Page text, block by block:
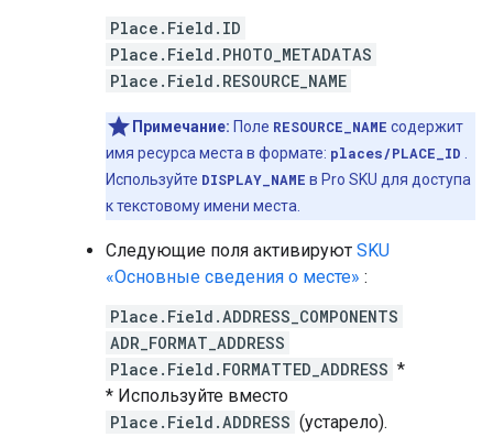
Place.Field.ID
Place.Field.PHOTO_METADATAS
Place.Field.RESOURCE_NAME
Примечание: Поле RESOURCE_NAME содержит
имя ресурса места в формате: places/PLACE_ID
Используйте DISPLAY_NAME в Pro SKU для доступа
к текстовому имени места.
Следующие поля активируют SKU
«Основные сведения о месте» :
Place.Field.ADDRESS_COMPONENTS
ADR_FORMAT_ADDRESS
Place.Field.FORMATTED_ADDRESS *
* Используйте вместо
Place.Field.ADDRESS (устарело).